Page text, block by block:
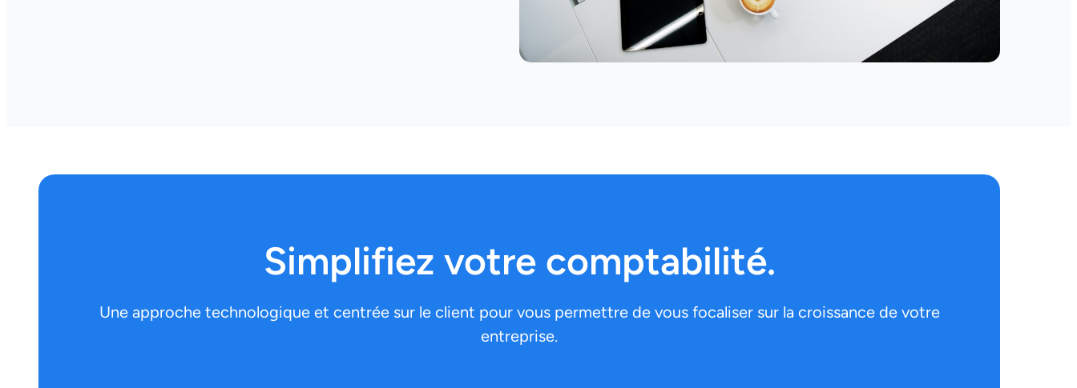
Simplifiez votre comptabilité.
Une approche technologique et centrée sur le client pour vous permettre de vous focaliser sur la croissance de votre
entreprise.